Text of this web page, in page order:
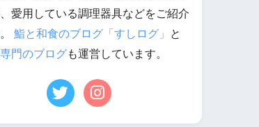
愛用している調理器具などをご紹介
鮨と和食のブログ「すしログ」
と
門のブログも運営しています。